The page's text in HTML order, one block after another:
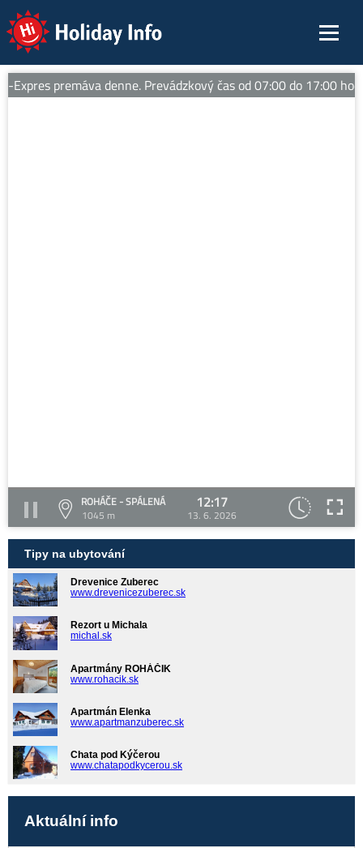
Holiday Info
Expres premáva denne. Prevádzkový čas od 07:00 do 17:00
ROHÁČE - SPÁLENÁ
1045 m
12:17
13. 6. 2026
Tipy na ubytování
Drevenice Zuberec
www.drevenicezuberec.sk
Rezort u Michala
michal.sk
Apartmány ROHÁČIK
www.rohacik.sk
Apartmán Elenka
www.apartmanzuberec.sk
Chata pod Kýčerou
www.chatapodkycerou.sk
Aktuální info